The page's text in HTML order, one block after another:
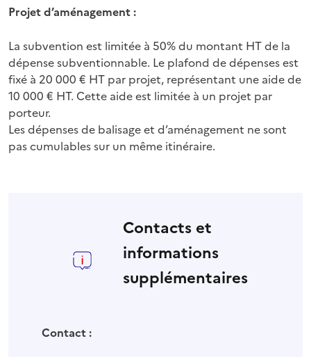
Projet d’aménagement :
La subvention est limitée à 50% du montant HT de la
dépense subventionnable. Le plafond de dépenses est
fixé à 20 000 € HT par projet, représentant une aide de
10 000 € HT. Cette aide est limitée à un projet par
porteur.
Les dépenses de balisage et d’aménagement ne sont
pas cumulables sur un même itinéraire.
Contacts et
informations
supplémentaires
Contact :